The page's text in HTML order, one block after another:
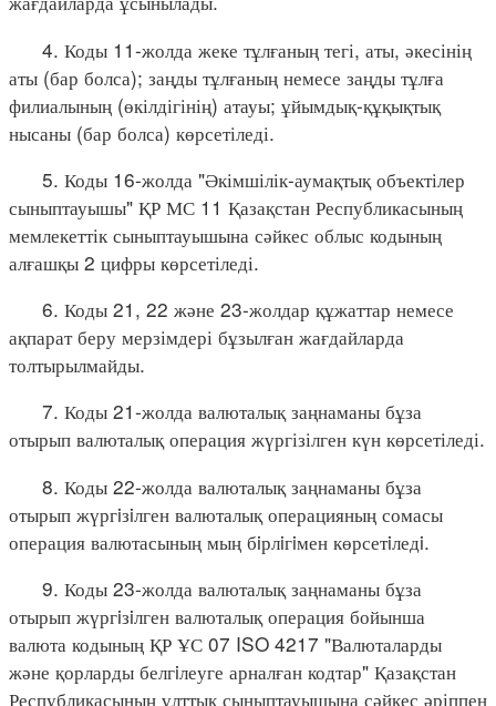
4. Коды 11-жолда жеке тұлғаның тегі, аты, әкесінің
аты (бар болса); заңды тұлғаның немесе заңды тұлға
филиалының (өкілдігінің) атауы; ұйымдық-құқықтық
нысаны (бар болса) көрсетіледі.
5. Коды 16-жолда "Әкімшілік-аумақтық объектілер
сыныптауышы" ҚР МС 11 Қазақстан Республикасының
мемлекеттік сыныптауышына сәйкес облыс кодының
алғашқы 2 цифры көрсетіледі.
6. Коды 21, 22 және 23-жолдар құжаттар немесе
ақпарат беру мерзімдері бұзылған жағдайларда
толтырылмайды.
7. Коды 21-жолда валюталық заңнаманы бұза
отырып валюталық операция жүргізілген күн көрсетіледі.
8. Коды 22-жолда валюталық заңнаманы бұза
отырып жүргiзiлген валюталық операцияның сомасы
операция валютасының мың бiрлiгiмен көрсетiледi.
9. Коды 23-жолда валюталық заңнаманы бұза
отырып жүргiзiлген валюталық операция бойынша
валюта кодының ҚР ҰС 07 ISO 4217 "Валюталарды
және қорларды белгiлеуге арналған кодтар" Қазақстан
Республикасының ұлттық сыныптауышына сәйкес әріппен